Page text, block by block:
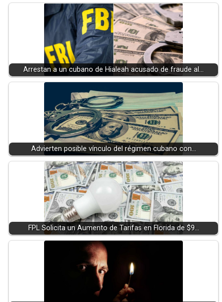
Arrestan a un cubano de Hialeah acusado de fraude al…
Advierten posible vínculo del régimen cubano con…
FPL Solicita un Aumento de Tarifas en Florida de $9…